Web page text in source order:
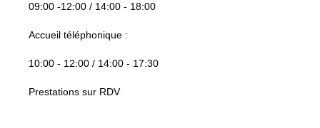
09:00 -12:00 / 14:00 - 18:00
Accueil téléphonique :
10:00 - 12:00 / 14:00 - 17:30
Prestations sur RDV